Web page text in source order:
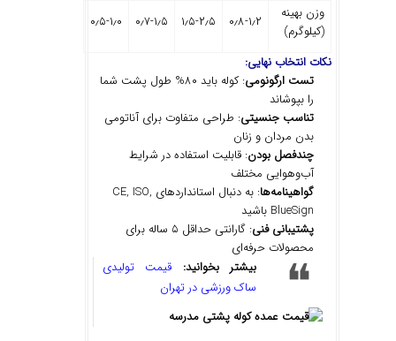
وزن بهینه
(کیلوگرم)
۰٫۸-۱٫۲ ۱٫۵-۲٫۵ ۰٫۷-۱٫۵ ۰٫۵-۱٫۰
نکات انتخاب نهایی:
تست ارگونومی
: کوله باید ۸۰% طول پشت شما
را بپوشاند
تناسب جنسیتی: طراحی متفاوت برای آناتومی
بدن مردان و زنان
چندفصل بودن: قابلیت استفاده در شرایط
آب‌وهوایی مختلف
گواهینامهها
: به دنبال استانداردهای CE, ISO,
BlueSign باشید
پشتیبانی فنی
: گارانتی حداقل ۵ ساله برای
محصولات حرفه‌ای
بیشتر بخوانید: قیمت تولیدی
ساک ورزشی در تهران